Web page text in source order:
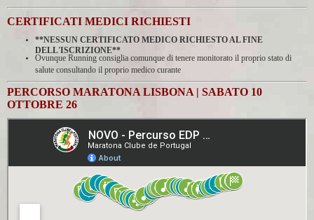
CERTIFICATI MEDICI RICHIESTI
**NESSUN CERTIFICATO MEDICO RICHIESTO AL FINE
DELL'ISCRIZIONE**
Ovunque Running consiglia comunque di tenere monitorato il proprio stato di
salute consultando il proprio medico curante
PERCORSO MARATONA LISBONA | SABATO 10
OTTOBRE 26